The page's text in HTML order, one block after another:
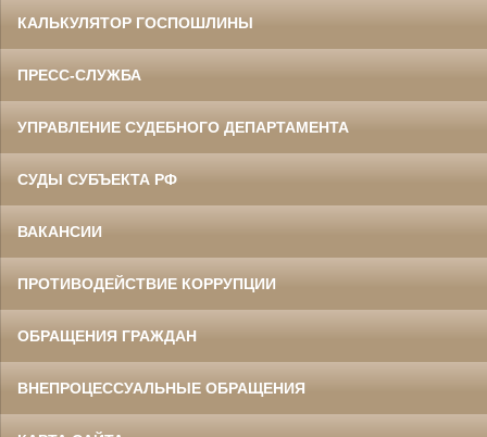
КАЛЬКУЛЯТОР ГОСПОШЛИНЫ
ПРЕСС-СЛУЖБА
УПРАВЛЕНИЕ СУДЕБНОГО ДЕПАРТАМЕНТА
СУДЫ СУБЪЕКТА РФ
ВАКАНСИИ
ПРОТИВОДЕЙСТВИЕ КОРРУПЦИИ
ОБРАЩЕНИЯ ГРАЖДАН
ВНЕПРОЦЕССУАЛЬНЫЕ ОБРАЩЕНИЯ